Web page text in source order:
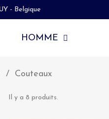
- Belgique
HOMME
Couteaux
Il y a 8 produits.